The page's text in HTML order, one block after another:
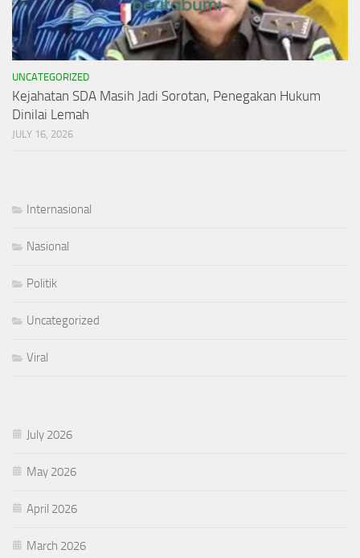
UNCATEGORIZED
Kejahatan SDA Masih Jadi Sorotan, Penegakan Hukum
Dinilai Lemah
JULY 16, 2026
Internasional
Nasional
Politik
Uncategorized
Viral
July 2026
May 2026
April 2026
March 2026